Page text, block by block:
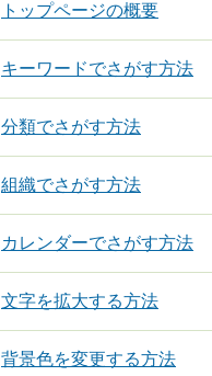
トップページの概要
キーワードでさがす方法
分類でさがす方法
組織でさがす方法
カレンダーでさがす方法
文字を拡大する方法
背景色を変更する方法